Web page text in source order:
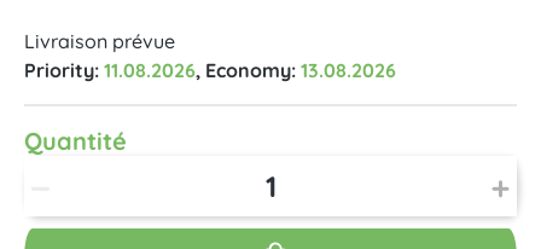
Livraison prévue
Priority: 11.08.2026, Economy: 13.08.2026
Quantité